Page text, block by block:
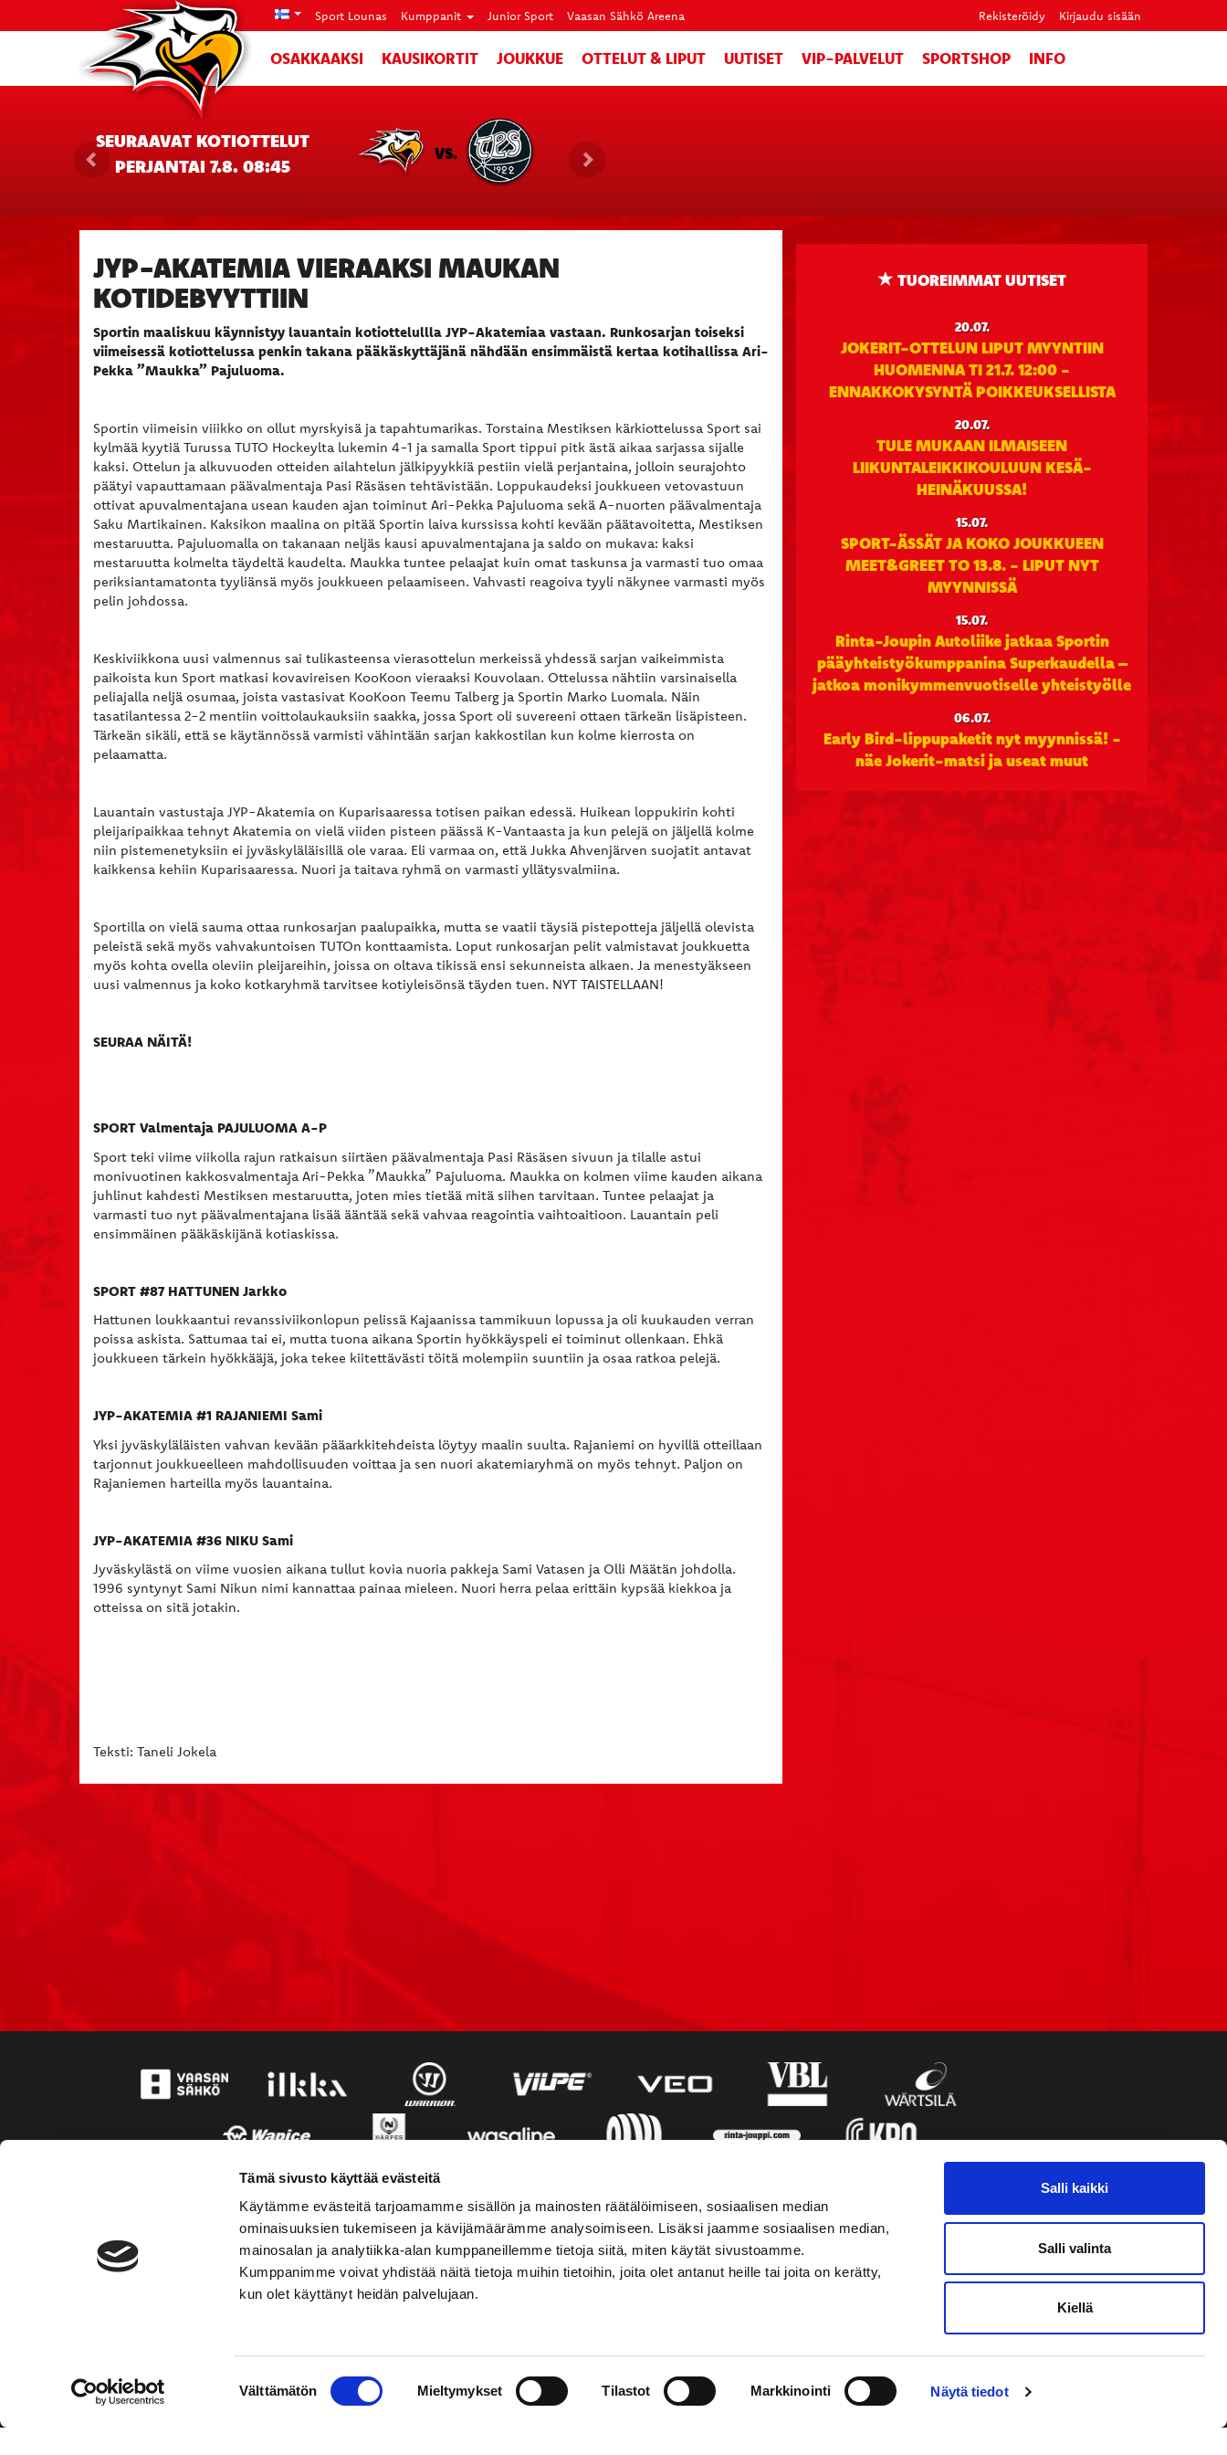
Tämä sivusto käyttää evästeitä
Käytämme evästeitä tarjoamamme sisällön ja mainosten räätälöimiseen, sosiaalisen median
ominaisuuksien tukemiseen ja kävijämäärämme analysoimiseen. Lisäksi jaamme sosiaalisen median,
mainosalan ja analytiikka-alan kumppaneillemme tietoja siitä, miten käytät sivustoamme.
Kumppanimme voivat yhdistää näitä tietoja muihin tietoihin, joita olet antanut heille tai joita on kerätty,
kun olet käyttänyt heidän palvelujaan.
Välttämätön Mieltymykset Tilastot Markkinointi Näytä tiedot
Salli kaikki
Salli valinta
Kiellä
Sport Lounas Kumppanit Junior Sport Vaasan Sähkö Areena Rekisteröidy Kirjaudu sisään
OSAKKAAKSI KAUSIKORTIT JOUKKUE OTTELUT & LIPUT UUTISET VIP-PALVELUT SPORTSHOP INFO
SEURAAVAT KOTIOTTELUT
PERJANTAI 7.8. 08:45
VS.
JYP-AKATEMIA VIERAAKSI MAUKAN
KOTIDEBYYTTIIN
Sportin maaliskuu käynnistyy lauantain kotiottelullla JYP-Akatemiaa vastaan. Runkosarjan toiseksi
viimeisessä kotiottelussa penkin takana pääkäskyttäjänä nähdään ensimmäistä kertaa kotihallissa Ari-
Pekka ”Maukka” Pajuluoma.
Sportin viimeisin viiikko on ollut myrskyisä ja tapahtumarikas. Torstaina Mestiksen kärkiottelussa Sport sai
kylmää kyytiä Turussa TUTO Hockeylta lukemin 4-1 ja samalla Sport tippui pitk ästä aikaa sarjassa sijalle
kaksi. Ottelun ja alkuvuoden otteiden ailahtelun jälkipyykkiä pestiin vielä perjantaina, jolloin seurajohto
päätyi vapauttamaan päävalmentaja Pasi Räsäsen tehtävistään. Loppukaudeksi joukkueen vetovastuun
ottivat apuvalmentajana usean kauden ajan toiminut Ari-Pekka Pajuluoma sekä A-nuorten päävalmentaja
Saku Martikainen. Kaksikon maalina on pitää Sportin laiva kurssissa kohti kevään päätavoitetta, Mestiksen
mestaruutta. Pajuluomalla on takanaan neljäs kausi apuvalmentajana ja saldo on mukava: kaksi
mestaruutta kolmelta täydeltä kaudelta. Maukka tuntee pelaajat kuin omat taskunsa ja varmasti tuo omaa
periksiantamatonta tyyliänsä myös joukkueen pelaamiseen. Vahvasti reagoiva tyyli näkynee varmasti myös
pelin johdossa.
Keskiviikkona uusi valmennus sai tulikasteensa vierasottelun merkeissä yhdessä sarjan vaikeimmista
paikoista kun Sport matkasi kovavireisen KooKoon vieraaksi Kouvolaan. Ottelussa nähtiin varsinaisella
peliajalla neljä osumaa, joista vastasivat KooKoon Teemu Talberg ja Sportin Marko Luomala. Näin
tasatilantessa 2-2 mentiin voittolaukauksiin saakka, jossa Sport oli suvereeni ottaen tärkeän lisäpisteen.
Tärkeän sikäli, että se käytännössä varmisti vähintään sarjan kakkostilan kun kolme kierrosta on
pelaamatta.
Lauantain vastustaja JYP-Akatemia on Kuparisaaressa totisen paikan edessä. Huikean loppukirin kohti
pleijaripaikkaa tehnyt Akatemia on vielä viiden pisteen päässä K-Vantaasta ja kun pelejä on jäljellä kolme
niin pistemenetyksiin ei jyväskyläläisillä ole varaa. Eli varmaa on, että Jukka Ahvenjärven suojatit antavat
kaikkensa kehiin Kuparisaaressa. Nuori ja taitava ryhmä on varmasti yllätysvalmiina.
Sportilla on vielä sauma ottaa runkosarjan paalupaikka, mutta se vaatii täysiä pistepotteja jäljellä olevista
peleistä sekä myös vahvakuntoisen TUTOn konttaamista. Loput runkosarjan pelit valmistavat joukkuetta
myös kohta ovella oleviin pleijareihin, joissa on oltava tikissä ensi sekunneista alkaen. Ja menestyäkseen
uusi valmennus ja koko kotkaryhmä tarvitsee kotiyleisönsä täyden tuen. NYT TAISTELLAAN!
SEURAA NÄITÄ!
SPORT Valmentaja PAJULUOMA A-P
Sport teki viime viikolla rajun ratkaisun siirtäen päävalmentaja Pasi Räsäsen sivuun ja tilalle astui
monivuotinen kakkosvalmentaja Ari-Pekka ”Maukka” Pajuluoma. Maukka on kolmen viime kauden aikana
juhlinut kahdesti Mestiksen mestaruutta, joten mies tietää mitä siihen tarvitaan. Tuntee pelaajat ja
varmasti tuo nyt päävalmentajana lisää ääntää sekä vahvaa reagointia vaihtoaitioon. Lauantain peli
ensimmäinen pääkäskijänä kotiaskissa.
SPORT #87 HATTUNEN Jarkko
Hattunen loukkaantui revanssiviikonlopun pelissä Kajaanissa tammikuun lopussa ja oli kuukauden verran
poissa askista. Sattumaa tai ei, mutta tuona aikana Sportin hyökkäyspeli ei toiminut ollenkaan. Ehkä
joukkueen tärkein hyökkääjä, joka tekee kiitettävästi töitä molempiin suuntiin ja osaa ratkoa pelejä.
JYP-AKATEMIA #1 RAJANIEMI Sami
Yksi jyväskyläläisten vahvan kevään pääarkkitehdeista löytyy maalin suulta. Rajaniemi on hyvillä otteillaan
tarjonnut joukkueelleen mahdollisuuden voittaa ja sen nuori akatemiaryhmä on myös tehnyt. Paljon on
Rajaniemen harteilla myös lauantaina.
JYP-AKATEMIA #36 NIKU Sami
Jyväskylästä on viime vuosien aikana tullut kovia nuoria pakkeja Sami Vatasen ja Olli Määtän johdolla.
1996 syntynyt Sami Nikun nimi kannattaa painaa mieleen. Nuori herra pelaa erittäin kypsää kiekkoa ja
otteissa on sitä jotakin.
Teksti: Taneli Jokela
TUOREIMMAT UUTISET
20.07.
JOKERIT-OTTELUN LIPUT MYYNTIIN
HUOMENNA TI 21.7. 12:00 -
ENNAKKOKYSYNTÄ POIKKEUKSELLISTA
20.07.
TULE MUKAAN ILMAISEEN
LIIKUNTALEIKKIKOULUUN KESÄ-
HEINÄKUUSSA!
15.07.
SPORT-ÄSSÄT JA KOKO JOUKKUEEN
MEET&GREET TO 13.8. - LIPUT NYT
MYYNNISSÄ
15.07.
Rinta-Joupin Autoliike jatkaa Sportin
pääyhteistyökumppanina Superkaudella –
jatkoa monikymmenvuotiselle yhteistyölle
06.07.
Early Bird-lippupaketit nyt myynnissä! -
näe Jokerit-matsi ja useat muut
Hockey-Team Vaasan Sport Oy
YHTEYSTIEDOT
Puh: 02 01 555 600
sportshop@vaasansport.fi
SOSIAALINEN MEDIA
facebook
VAASAN SPORT UUTISKIRJE